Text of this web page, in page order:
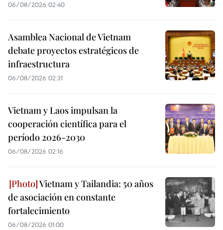
06/08/2026 02:40
Asamblea Nacional de Vietnam
debate proyectos estratégicos de
infraestructura
06/08/2026 02:31
Vietnam y Laos impulsan la
cooperación científica para el
período 2026-2030
06/08/2026 02:16
Vietnam y Tailandia: 50 años
de asociación en constante
fortalecimiento
06/08/2026 01:00